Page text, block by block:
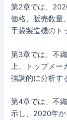
第2章では、
価格、販売数量
手袋製造機のト
第3章では、不
上、トップメー
強調的に分析す
第4章では、不
示し、2020年